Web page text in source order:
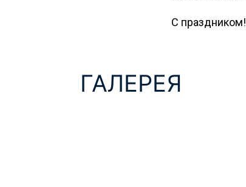
С праздником!
ГАЛЕРЕЯ